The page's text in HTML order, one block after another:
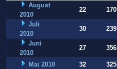
August
2010
22 170
Juli
2010
30 239
Juni
2010
27 356
Mai 2010 32 325